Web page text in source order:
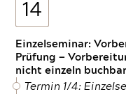
14
Einzelseminar:
Prüfung —
nicht einzeln
Termin 1/4: